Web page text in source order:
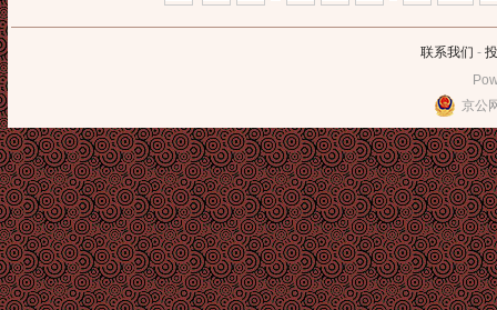
联系我们 -
京公